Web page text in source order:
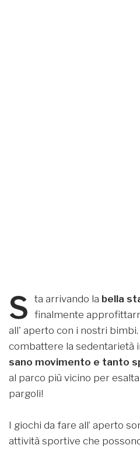
S ta arrivando la bella
finalmente
all' aperto con i nostri bimbi.
combattere la sedentarietà
sano movimento e tanto
al parco più vicino per
pargoli!
I giochi da fare all’ aperto
attività sportive che